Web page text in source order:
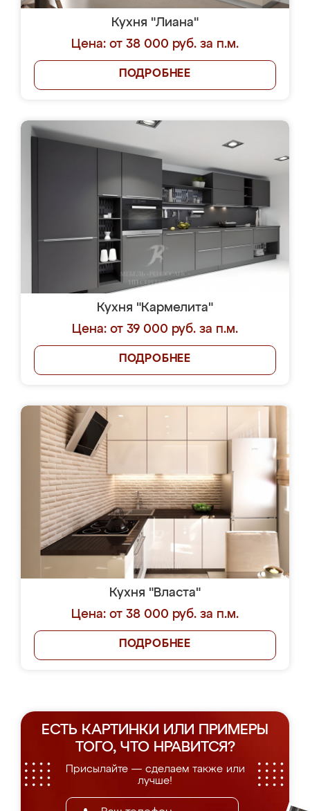
Кухня "Лиана"
Цена: от 38 000 руб. за п.м.
ПОДРОБНЕЕ
Кухня "Кармелита"
Цена: от 39 000 руб. за п.м.
ПОДРОБНЕЕ
Кухня "Власта"
Цена: от 38 000 руб. за п.м.
ПОДРОБНЕЕ
ЕСТЬ КАРТИНКИ ИЛИ ПРИМЕРЫ
ТОГО, ЧТО НРАВИТСЯ?
Присылайте — сделаем также или
лучше!